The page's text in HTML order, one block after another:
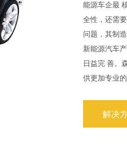
能源车企最
全性，还需
问题，其制
新能源汽车
日益完 善。
供更加专业的
解决